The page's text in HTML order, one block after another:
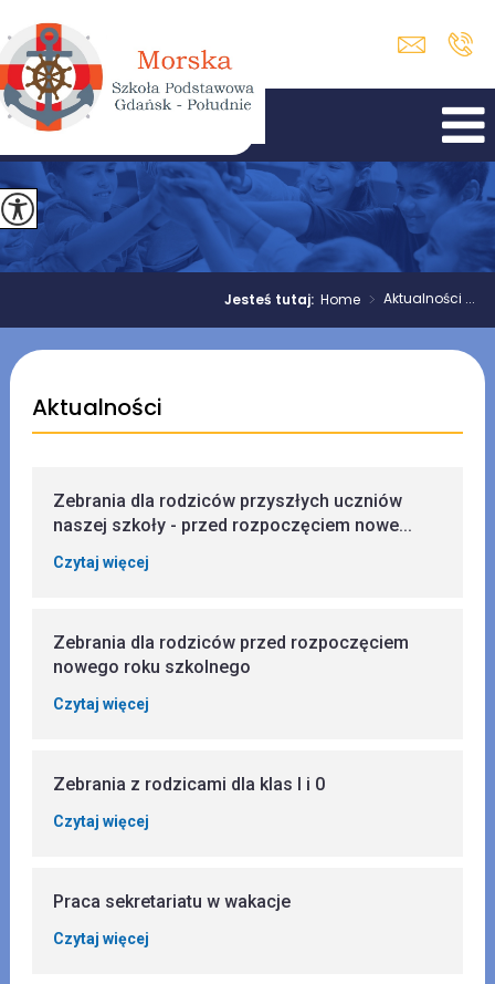
Jesteś tutaj:Home > Aktualności ...
Aktualności
Zebrania dla rodziców przyszłych uczniów
naszej szkoły - przed rozpoczęciem nowe...
Czytaj więcej
Zebrania dla rodziców przed rozpoczęciem
nowego roku szkolnego
Czytaj więcej
Zebrania z rodzicami dla klas I i 0
Czytaj więcej
Praca sekretariatu w wakacje
Czytaj więcej